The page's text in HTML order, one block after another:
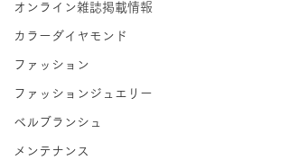
オンライン雑誌掲載情報
カラーダイヤモンド
ファッション
ファッションジュエリー
ベルブランシュ
メンテナンス